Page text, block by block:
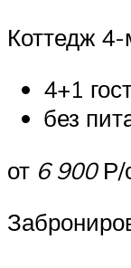
Коттедж
4+1
без
от 6 900Р/